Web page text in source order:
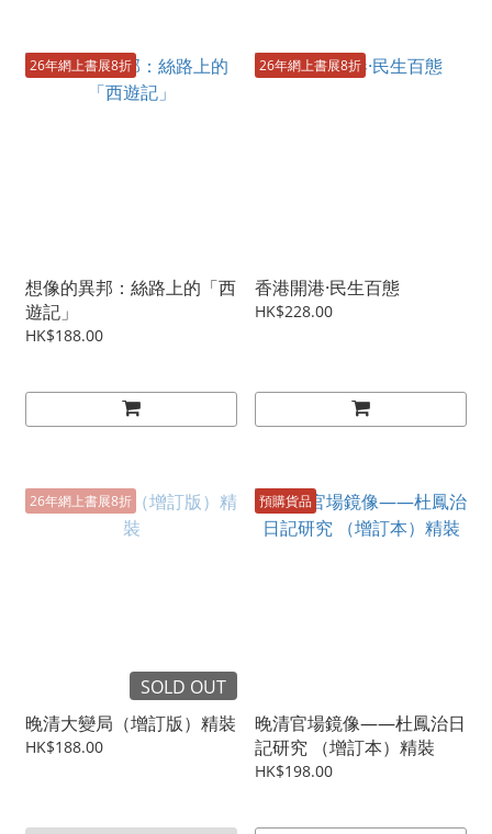
26年網上書展8折
想像的異邦：絲路上的「西
遊記」
HK$188.00
26年網上書展8折
香港開港·民生百態
HK$228.00
26年網上書展8折
SOLD OUT
晚清大變局（增訂版）精裝
HK$188.00
預購貨品
晚清官場鏡像——杜鳳治日
記研究 （增訂本）精裝
HK$198.00